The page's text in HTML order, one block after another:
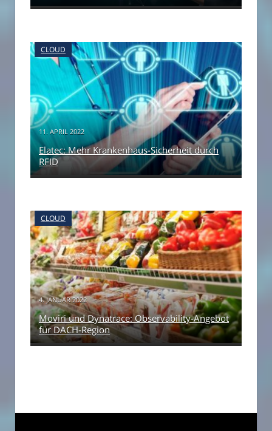
CLOUD
11. APRIL 2022
Elatec: Mehr Krankenhaus-Sicherheit durch
RFID
CLOUD
4. JANUAR 2022
Moviri und Dynatrace: Observability-Angebot
für DACH-Region